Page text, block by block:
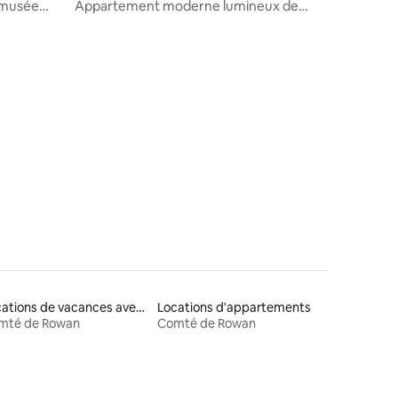
Appartement moderne lumineux de
Locations de vacances avec piscine
de Rowan
Locations d'appartements
Comté de Rowan